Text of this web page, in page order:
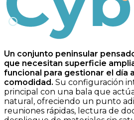
Cyber
Un conjunto peninsular
que necesitan superficie
funcional para gestionar el día
comodidad. Su configuración
principal con una bala que
natural, ofreciendo un punto
reuniones rápidas, lectura de